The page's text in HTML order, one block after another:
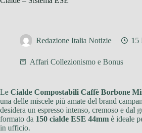
Redazione Italia Notizie 15
Affari Collezionismo e Bonus
Le Cialde Compostabili Caffè Borbone
una delle miscele più amate del brand
desidera un espresso intenso, cremoso e dal
formato da 150 cialde ESE 44mm è ideale
in ufficio.